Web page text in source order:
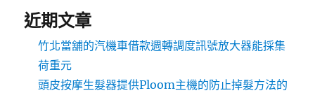
近期文章
竹北當舖的汽機車借款週轉調度訊號放大器能採集
荷重元
頭皮按摩生髮器提供Ploom主機的防止掉髮方法的